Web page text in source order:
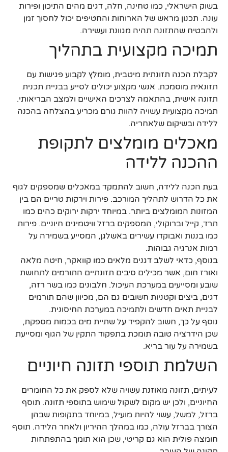
בשוק הישראלי, כמו טחינה, חלה, דגים מהים התיכון ופירות
עונה. תכנון מראש של הארוחות והחטיפים יכול לחסוך זמן
ולהבטיח שהתזונה תהיה מגוונת ועשירה.
תמיכה מקצועית בתהליך
לקבלת הכנה תזונתית מיטבית, מומלץ לקבוע פגישות עם
תזונאית מוסמכת. אנשי מקצוע יכולים לסייע בבניית תכנית
תזונה אישית, בהתאמה לצרכים האישיים ולמצב הבריאותי.
תמיכה מקצועית עשויה להוות גורם מכריע בהצלחה בהכנה
ללידה ובשיקום שלאחריה.
מאכלים מומלצים לתקופת
ההכנה ללידה
בעת הכנה ללידה, חשוב להתמקד במאכלים שמספקים לגוף
את כל הדרוש לתהליך המורכב. פירות וירקות טריים הם בין
המזונות המומלצים ביותר. במיוחד ירקות ירוקים כהים כמו
תרד, קייל וברוקולי, המספקים ברזל וויטמינים חיוניים. פירות
כמו בננות ואבוקדו עשירים באשלגן, המסייע בשמירה על
רמות אנרגיה גבוהות.
בנוסף, כדאי לשלב דגנים מלאים כמו קוואקר, חיטה מלאה
ואורז חום, אשר מכילים סיבים תזונתיים התורמים לתחושת
שובע ומסייעים במערכת העיכול. חלבונים כמו בשר רזה,
דגים, ביצים וקטניות חשובים גם הם, מכיוון שהם תורמים
לבניית תאים חדשים ולתמיכה במערכת החיסונית.
נוסף על כך, חשוב להקפיד על שתיית מים בכמות מספקת,
שכן הידרציה טובה תומכת בתפקוד התקין של הגוף ומסייעת
בשמירה על עור בריא.
השלמת תוספי תזונה חיוניים
לעיתים, תזונה מאוזנת עשויה שלא לספק את כל החומרים
החיוניים, ולכן יש מקום לשקול שימוש בתוספי תזונה. תוסף
ברזל, למשל, עשוי להיות מועיל, במיוחד בתקופות שבהן
הצורך בברזל עולה, כמו במהלך ההיריון ולאחר הלידה. תוסף
חומצה פולית הוא גם קריטי, שכן הוא תומך בהתפתחות